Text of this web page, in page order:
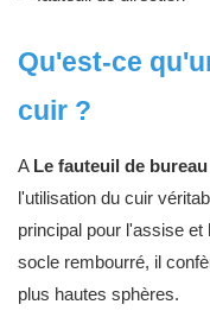
Qu'est-ce
cuir ?
A Le fauteuil de
l'utilisation du cuir
principal pour l'assise
socle rembourré, il
plus hautes sphères.